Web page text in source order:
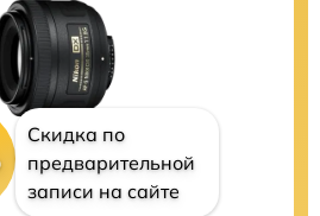
Скидка по
предварительной
записи на сайте